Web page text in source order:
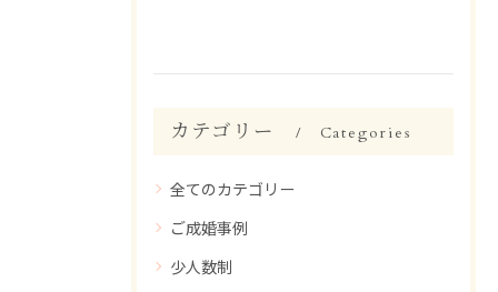
カテゴリー Categories
全てのカテゴリー
ご成婚事例
少人数制